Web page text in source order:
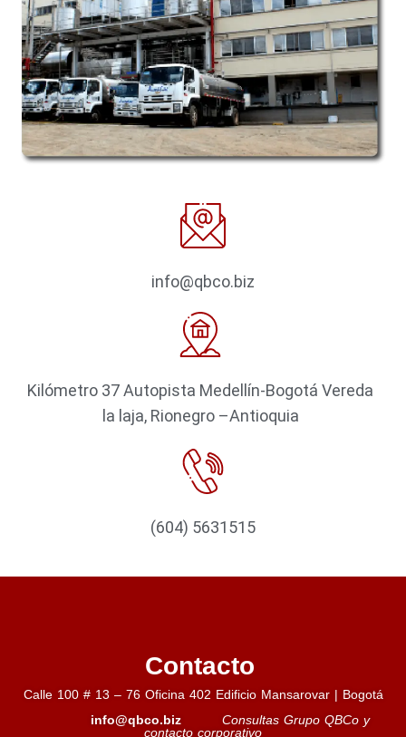
info@qbco.biz
Kilómetro 37 Autopista Medellín-Bogotá Vereda
la laja, Rionegro –Antioquia
(604) 5631515
Contacto
Calle 100 # 13 – 76 Oficina 402 Edificio Mansarovar | Bogotá
info@qbco.biz
Consultas Grupo QBCo y
contacto corporativo